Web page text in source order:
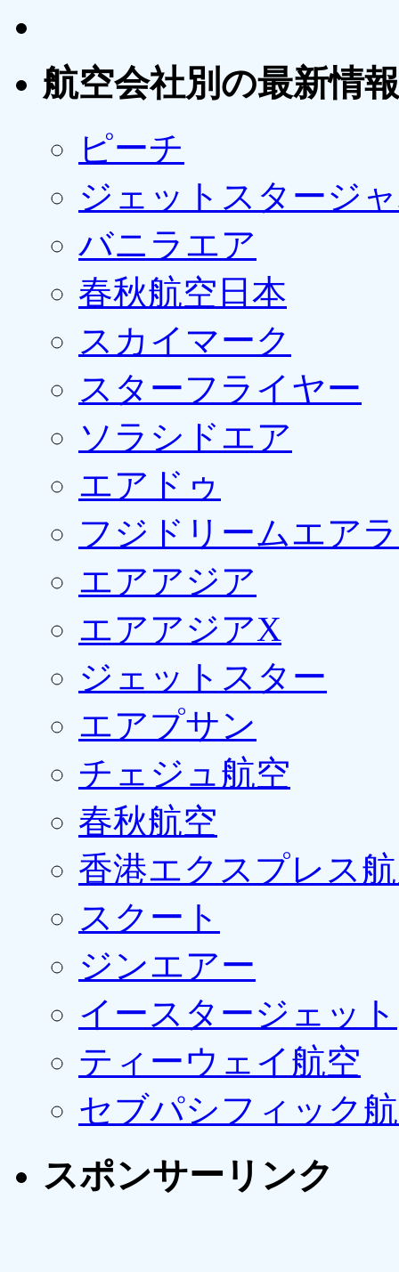
航空会社別の最新情報
ピーチ
ジェットスタージ
バニラエア
春秋航空日本
スカイマーク
スターフライヤー
ソラシドエア
エアドゥ
フジドリームエア
エアアジア
エアアジアX
ジェットスター
エアプサン
チェジュ航空
春秋航空
香港エクスプレス
スクート
ジンエアー
イースタージェット
ティーウェイ航空
セブパシフィック
スポンサーリンク